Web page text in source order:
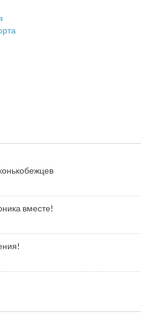
вместе!